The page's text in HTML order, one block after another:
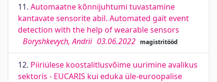
11. Automaatne kõnnijuhtumi tuvastamine
kantavate sensorite abil. Automated gait event
detection with the help of wearable sensors
Boryshkevych, Andrii 03.06.2022 magistritööd
12. Piiriülese koostalitlusvõime uurimine avalikus
sektoris - EUCARIS kui eduka üle-euroopalise